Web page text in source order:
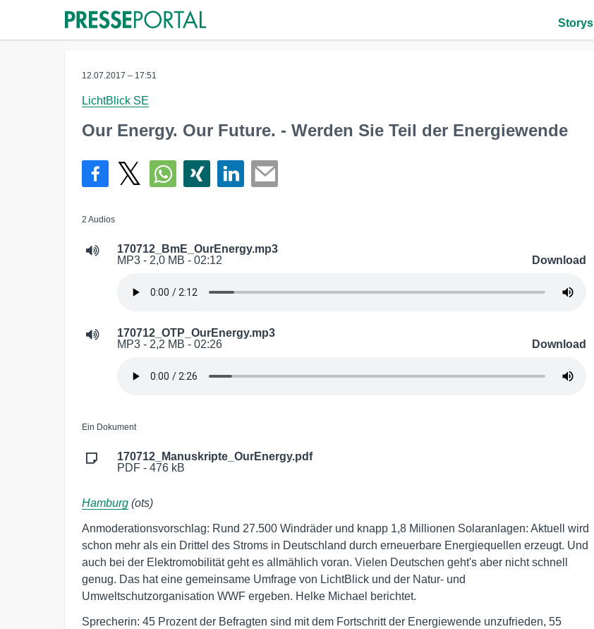
Storys
12.07.2017 – 17:51
LichtBlick SE
Our Energy. Our Future. - Werden Sie Teil der Energiewende
2 Audios
170712_BmE_OurEnergy.mp3
MP3 - 2,0 MB - 02:12
Download
170712_OTP_OurEnergy.mp3
MP3 - 2,2 MB - 02:26
Download
Ein Dokument
170712_Manuskripte_OurEnergy.pdf
PDF - 476 kB
Hamburg (ots)
Anmoderationsvorschlag: Rund 27.500 Windräder und knapp 1,8 Millionen Solaranlagen: Aktuell wird
schon mehr als ein Drittel des Stroms in Deutschland durch erneuerbare Energiequellen erzeugt. Und
auch bei der Elektromobilität geht es allmählich voran. Vielen Deutschen geht's aber nicht schnell
genug. Das hat eine gemeinsame Umfrage von LichtBlick und der Natur- und
Umweltschutzorganisation WWF ergeben. Helke Michael berichtet.
Sprecherin: 45 Prozent der Befragten sind mit dem Fortschritt der Energiewende unzufrieden, 55